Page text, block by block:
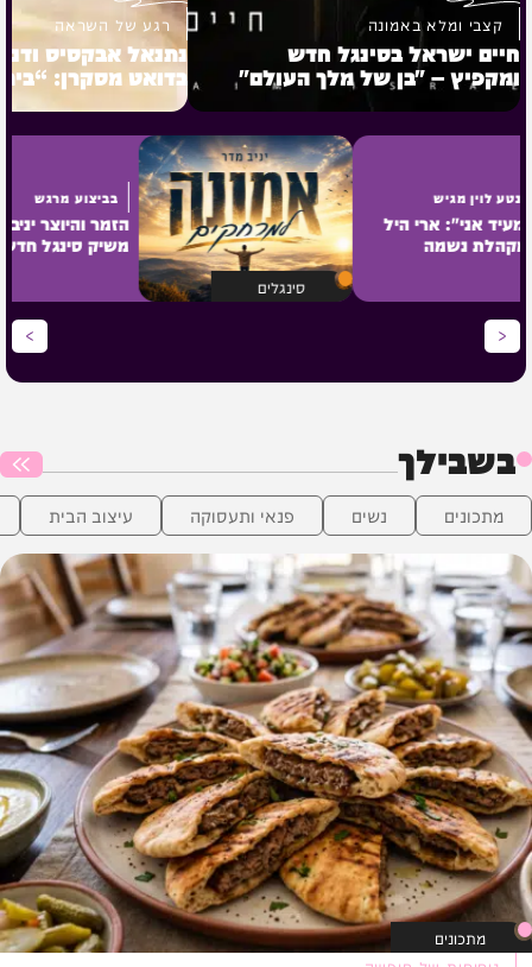
קצבי ומלא באמונה
חיים ישראל בסינגל חדש
ומקפיץ – "בן של מלך העולם"
רגע של השראה
נתנאל אבקסיס
בדואט מסקרן:
סינגלים
בביצוע
הזמר
משיק
נטע לוין מגיש
"מעיד אני": ארי היל
ומקהלת נשמה
בסינגל קליפ חדש
בשבילך
מתכונים נשים פנאי ותעסוקה עיצוב הבית
מתכונים